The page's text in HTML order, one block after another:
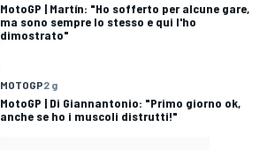
MotoGP | Martín: "Ho sofferto per alcune gare,
ma sono sempre lo stesso e qui l'ho
dimostrato"
MOTOGP2 g
MotoGP | Di Giannantonio: "Primo giorno ok,
anche se ho i muscoli distrutti!"